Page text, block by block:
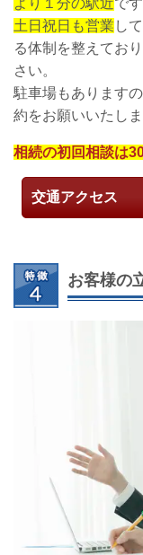
より１分の駅近です
土日祝日も営業 し
る体制を整えて
さい。
駐車場もあります
約をお願いいたしま
相続の初回相談は
交通アクセス
お客様の